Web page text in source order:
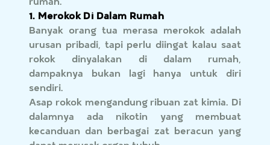
1. Merokok Di Dalam Rumah
Banyak orang tua merasa merokok adalah
urusan pribadi, tapi perlu diingat kalau saat
rokok dinyalakan di dalam rumah,
dampaknya bukan lagi hanya untuk diri
sendiri.
Asap rokok mengandung ribuan zat kimia. Di
dalamnya ada nikotin yang membuat
kecanduan dan berbagai zat beracun yang